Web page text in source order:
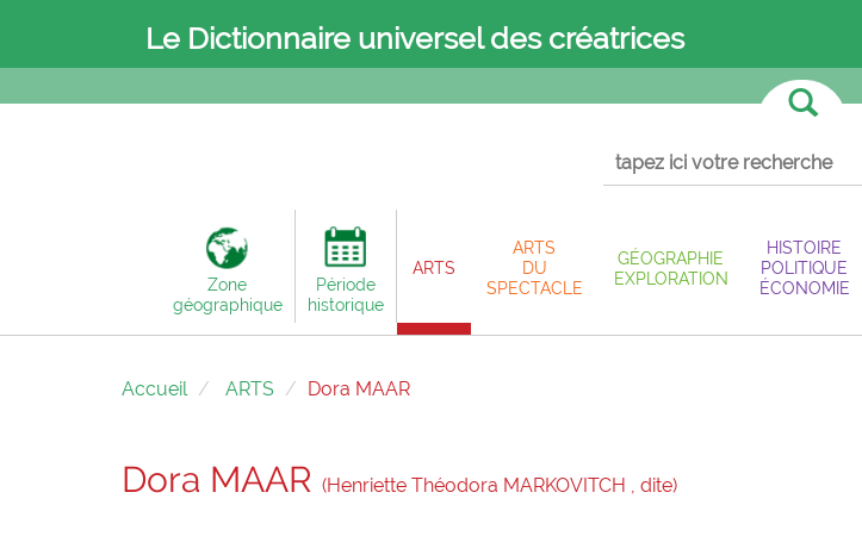
Le Dictionnaire universel des créatrices
Zone
géographique
Période
historique
ARTS
ARTS
DU
SPECTACLE
GÉOGRAPHIE
EXPLORATION
HISTOIRE
POLITIQUE
ÉCONOMIE
Accueil ARTS Dora MAAR
Dora MAAR (Henriette Théodora MARKOVITCH , dite)